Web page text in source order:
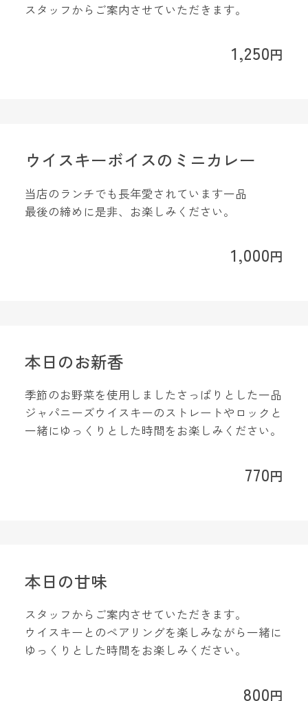
1,250円
スタッフからご案内させていただきます。
1,000円
ウイスキーボイスのミニカレー
当店のランチでも長年愛されています一品
最後の締めに是非、お楽しみください。
770円
本日のお新香
季節のお野菜を使用しましたさっぱりとした一品
ジャパニーズウイスキーのストレートやロックと
一緒にゆっくりとした時間をお楽しみください。
800円
本日の甘味
スタッフからご案内させていただきます。
ウイスキーとのペアリングを楽しみながら一緒に
ゆっくりとした時間をお楽しみください。